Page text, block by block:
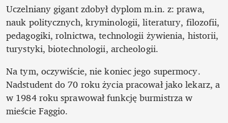
Uczelniany gigant zdobył dyplom m.in. z: prawa,
nauk politycznych, kryminologii, literatury, filozofii,
pedagogiki, rolnictwa, technologii żywienia, historii,
turystyki, biotechnologii, archeologii.
Na tym, oczywiście, nie koniec jego supermocy.
Nadstudent do 70 roku życia pracował jako lekarz, a
w 1984 roku sprawował funkcję burmistrza w
mieście Faggio.